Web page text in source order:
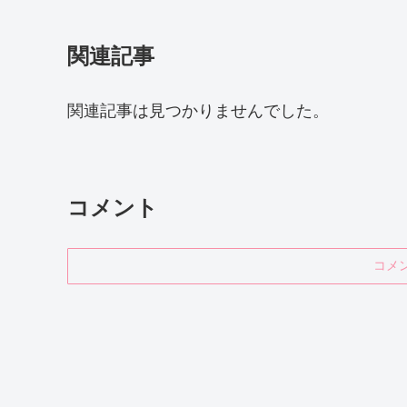
関連記事
関連記事は見つかりませんでした。
コメント
コメ